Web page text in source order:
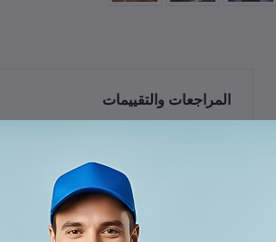
المراجعات والتقييمات
0.00 من أصل 5.0